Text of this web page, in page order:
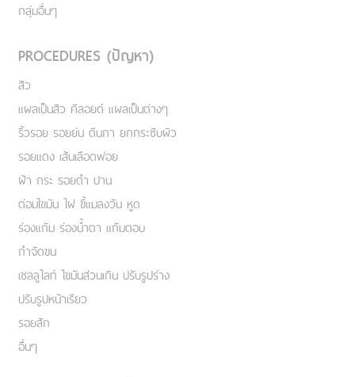
กลุ่มอื่นๆ
PROCEDURES (ปัญหา)
สิว
แผลเป็นสิว คีลอยด์ แผลเป็นต่างๆ
ริ้วรอย รอยย่น ตีนกา ยกกระชับผิว
รอยแดง เส้นเลือดฟอย
ฝ้า กระ รอยดำ ปาน
ต่อมไขมัน ไฝ ขี้แมลงวัน หูด
ร่องแก้ม ร่องน้ำตา แก้มตอบ
กำจัดขน
เชลลูไลท์ ไขมันส่วนเกิน ปรับรูปร่าง
ปรับรูปหน้าเรียว
รอยสัก
อื่นๆ